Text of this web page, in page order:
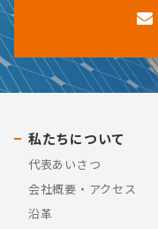
私たちについて
代表あいさつ
会社概要・アクセス
沿革